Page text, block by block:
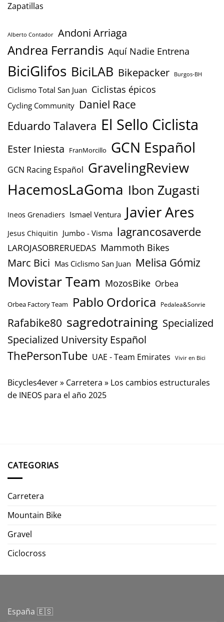
Zapatillas
Alberto Contador Andoni Arriaga
Andrea Ferrandis Aquí Nadie Entrena
BiciGlifos BiciLAB Bikepacker Burgos-BH
Ciclismo Total San Juan Ciclistas épicos
Cycling Community Daniel Race
Eduardo Talavera El Sello Ciclista
Ester Iniesta FranMorcillo GCN Español
GCN Racing Español GravelingReview
HacemosLaGoma Ibon Zugasti
Ineos Grenadiers Ismael Ventura Javier Ares
Jesus Chiquitin Jumbo - Visma lagrancosaverde
LAROJASOBRERUEDAS Mammoth Bikes
Marc Bici Mas Ciclismo San Juan Melisa Gómiz
Movistar Team MozosBike Orbea
Orbea Factory Team Pablo Ordorica Pedalea&Sonrie
Rafabike80 sagredotraining Specialized
Specialized University Español
ThePersonTube UAE - Team Emirates Vivir en Bici
Bicycles4ever» Carretera » Los cambios estructurales
de INEOS para el año 2025
CATEGORIAS
Carretera
Mountain Bike
Gravel
Ciclocross
España 🇪🇸